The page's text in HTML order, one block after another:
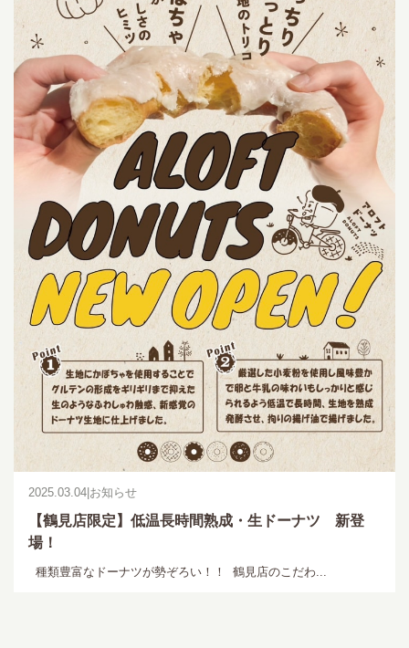
2025.03.04 お知らせ
【鶴見店限定】低温長時間熟成・生ドーナツ 新登
場！
種類豊富なドーナツが勢ぞろい！！ 鶴見店のこだわ...